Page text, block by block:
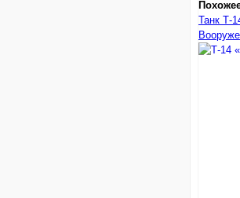
Танк Т-